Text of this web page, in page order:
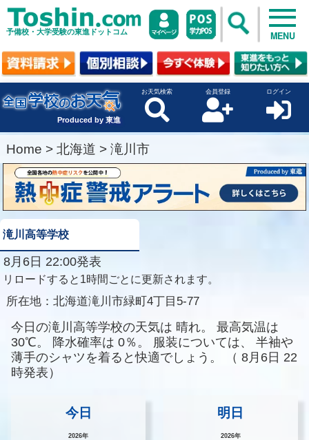
予備校・大学受験の東進ドットコム MENU
Produced by 東進
お天気検索 会員登録 ログイン
Home > 北海道 > 滝川市
滝川高等学校
8月6日 22:00発表
リロードすると1時間ごとに更新されます。
所在地： 北海道滝川市緑町4丁目5-77
今日の滝川高等学校の天気は 晴れ。
最高気温は
30℃。
降水確率は 0％。 服装については、
半袖や
薄手のシャツを着ると快適でしょう。
（ 8月6日 22
時発表）
今日
2026年
明日
2026年